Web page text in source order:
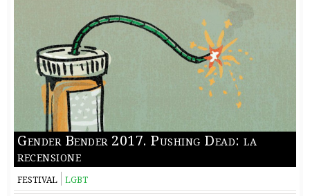
Gender Bender 2017. Pushing Dead: la
recensione
FESTIVAL LGBT